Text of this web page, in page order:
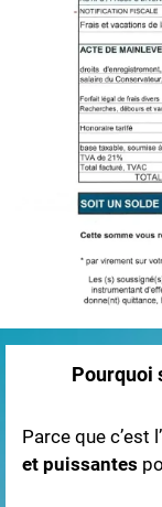
Pourquoi
Parce que c’est
et puissantes